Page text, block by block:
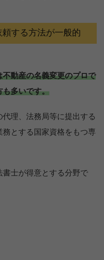
する方法が一般的
動産の名義変更のプロで
も多いです。
理、法務局等に提出する
とする国家資格をもつ専
士が得意とする分野で